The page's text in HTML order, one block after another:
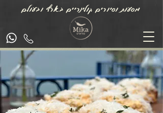
מסעות וסיורים קולינריים בארץ ובעולם